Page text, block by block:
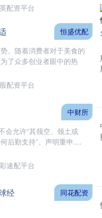
配资平台
。随着消费者对于美食的
了众多创业者眼中的热
恒盛优配
配资平台
会允许“其领空、领土或
后勤支持”。声明重申....
中财所
速配平台
经
同花配资